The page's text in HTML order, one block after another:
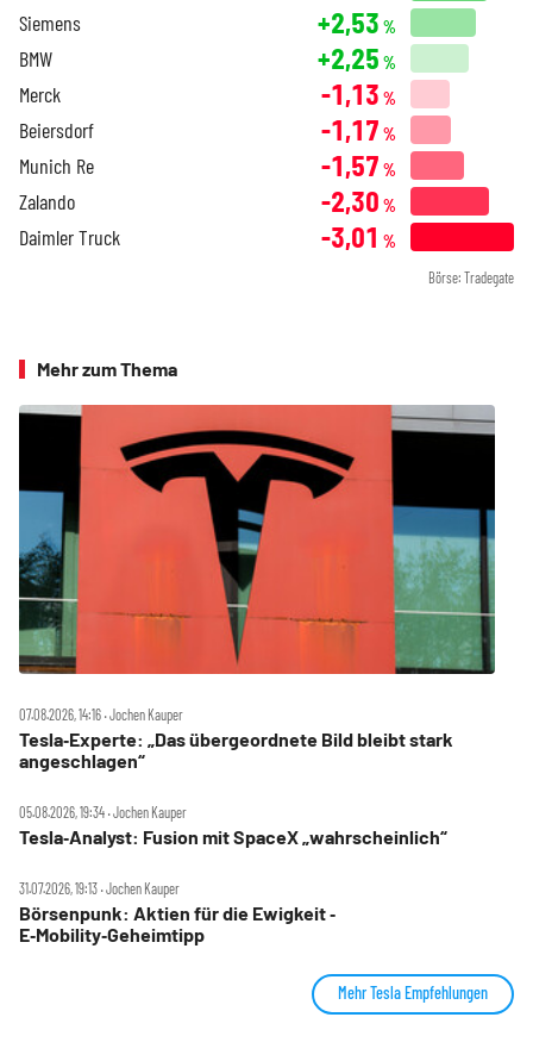
Siemens +2,53 %
BMW +2,25 %
Merck -1,13 %
Beiersdorf -1,17 %
Munich Re -1,57 %
Zalando -2,30 %
Daimler Truck -3,01 %
Börse: Tradegate
Mehr zum Thema
07.08.2026, 14:16 ‧ Jochen Kauper
Tesla‑Experte: „Das übergeordnete Bild bleibt stark
angeschlagen“
05.08.2026, 19:34 ‧ Jochen Kauper
Tesla‑Analyst: Fusion mit SpaceX „wahrscheinlich“
31.07.2026, 19:13 ‧ Jochen Kauper
Börsenpunk: Aktien für die Ewigkeit ‑
E‑Mobility‑Geheimtipp
Mehr Tesla Empfehlungen